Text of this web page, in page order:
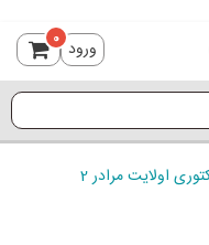
ورود 0
اولایت مرادر 2